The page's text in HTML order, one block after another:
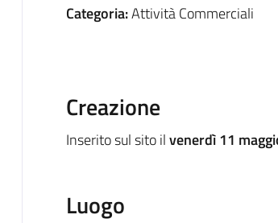
Categoria:Attività Commerciali
Creazione
Inserito sul sito ilvenerdì 11
Luogo